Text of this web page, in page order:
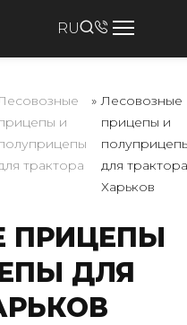
RU
и
трактора
» Лесовозные
прицепы и
для трактора
Харьков
ПРИЦЕПЫ
ДЛЯ